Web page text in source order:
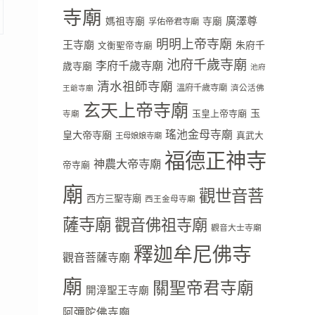
寺廟 媽祖寺廟 孚佑帝君寺廟 寺廟 廣澤尊
王寺廟 文衡聖帝寺廟 明明上帝寺廟 朱府千
歲寺廟 李府千歲寺廟 池府千歲寺廟 池府
王爺寺廟 清水祖師寺廟 溫府千歲寺廟 濟公活佛
寺廟 玄天上帝寺廟 玉皇上帝寺廟 玉
皇大帝寺廟 王母娘娘寺廟 瑤池金母寺廟 真武大
帝寺廟 神農大帝寺廟 福德正神寺
廟 西方三聖寺廟 西王金母寺廟 觀世音菩
薩寺廟觀音佛祖寺廟 觀音大士寺廟
觀音菩薩寺廟 釋迦牟尼佛寺
廟 開漳聖王寺廟 關聖帝君寺廟